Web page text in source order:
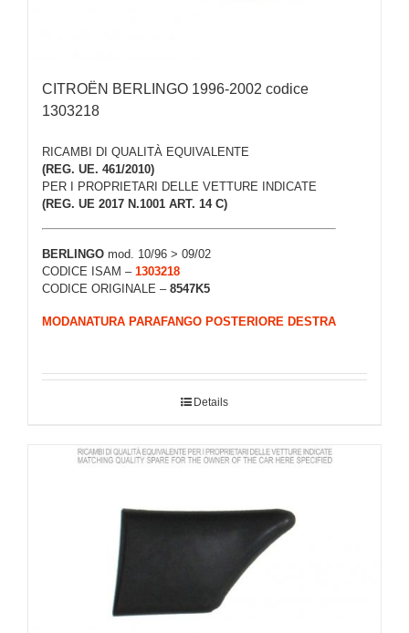
CITROËN BERLINGO 1996-2002 codice
1303218
RICAMBI DI QUALITÀ EQUIVALENTE
(REG. UE. 461/2010)
PER I PROPRIETARI DELLE VETTURE INDICATE
(REG. UE 2017 N.1001 ART. 14 C)
BERLINGO mod. 10/96 > 09/02
CODICE ISAM – 1303218
CODICE ORIGINALE – 8547K5
MODANATURA PARAFANGO POSTERIORE DESTRA
Details